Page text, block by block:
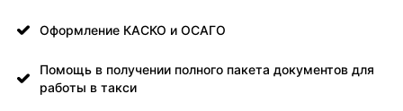
Оформление КАСКО и ОСАГО
Помощь в получении полного пакета документов для
работы в такси